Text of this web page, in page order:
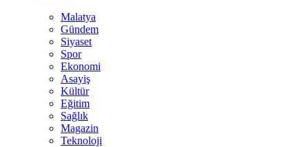
Malatya
Gündem
Siyaset
Spor
Ekonomi
Asayiş
Kültür
Eğitim
Sağlık
Magazin
Teknoloji